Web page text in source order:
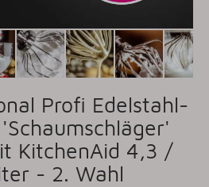
Profi Edelstahl-
KitchenAid 4,3 /
- 2. Wahl